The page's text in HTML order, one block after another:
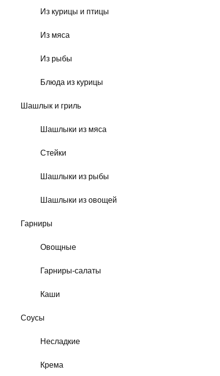
Из курицы и птицы
Из мяса
Из рыбы
Блюда из курицы
Шашлык и гриль
Шашлыки из мяса
Стейки
Шашлыки из рыбы
Шашлыки из овощей
Гарниры
Овощные
Гарниры-салаты
Каши
Соусы
Несладкие
Крема